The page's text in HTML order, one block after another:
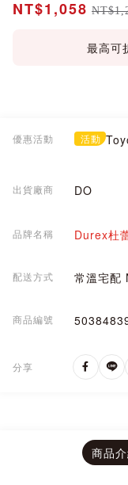
NT$1,058
最高可
優惠活動 活動
出貨廠商 DO
品牌名稱 Durex杜
配送方式 常溫宅配
商品編號
分享
商品